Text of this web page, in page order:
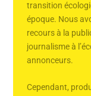
transition
époque. Nous
recours à la
journalisme à
annonceurs.
Cependant,